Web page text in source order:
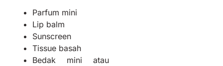
Parfum mini
Lip balm
Sunscreen
Tissue basah
Bedak mini atau